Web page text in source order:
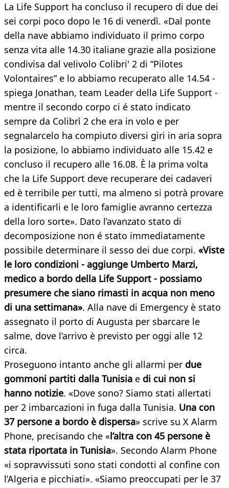
La Life Support ha concluso il recupero di due dei
sei corpi poco dopo le 16 di venerdì. «Dal ponte
della nave abbiamo individuato il primo corpo
senza vita alle 14.30 italiane grazie alla posizione
condivisa dal velivolo Colibri' 2 di “Pilotes
Volontaires” e lo abbiamo recuperato alle 14.54 -
spiega Jonathan, team Leader della Life Support -
mentre il secondo corpo ci é stato indicato
sempre da Colibrì 2 che era in volo e per
segnalarcelo ha compiuto diversi giri in aria sopra
la posizione, lo abbiamo individuato alle 15.42 e
concluso il recupero alle 16.08. È la prima volta
che la Life Support deve recuperare dei cadaveri
ed è terribile per tutti, ma almeno si potrà provare
a identificarli e le loro famiglie avranno certezza
della loro sorte». Dato l’avanzato stato di
decomposizione non é stato immediatamente
possibile determinare il sesso dei due corpi. «Viste
le loro condizioni - aggiunge Umberto Marzi,
medico a bordo della Life Support - possiamo
presumere che siano rimasti in acqua non meno
di una settimana». Alla nave di Emergency è stato
assegnato il porto di Augusta per sbarcare le
salme, dove l’arrivo è previsto per oggi alle 12
circa.
Proseguono intanto anche gli allarmi per due
gommoni partiti dalla Tunisia e di cui non si
hanno notizie. «Dove sono? Siamo stati allertati
per 2 imbarcazioni in fuga dalla Tunisia. Una con
37 persone a bordo è dispersa» scrive su X Alarm
Phone, precisando che «l’altra con 45 persone è
stata riportata in Tunisia». Secondo Alarm Phone
«i sopravvissuti sono stati condotti al confine con
l’Algeria e picchiati». «Siamo preoccupati per le 37